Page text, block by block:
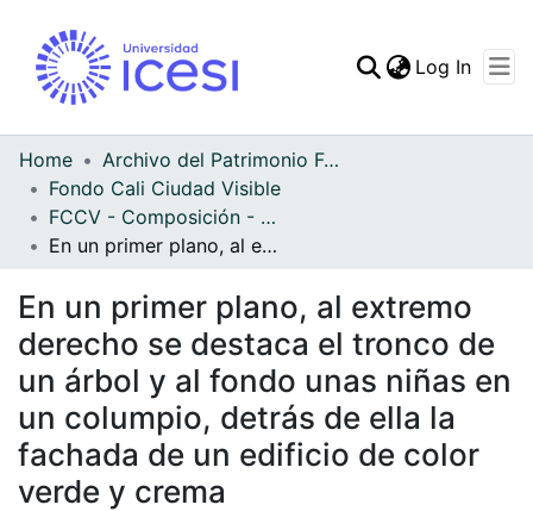
Log In
Home
Archivo del Patrimonio Fotográfico y Fílmico del Valle del Cauca
Fondo Cali Ciudad Visible
FCCV - Composición - Patrimonial
En un primer plano, al extremo derecho se destaca el tronco de un árbol y al fondo unas niñas en un columpio, detrás de ella la fachada de un edificio de color verde y crema
En un primer plano, al extremo
derecho se destaca el tronco de
un árbol y al fondo unas niñas en
un columpio, detrás de ella la
fachada de un edificio de color
verde y crema